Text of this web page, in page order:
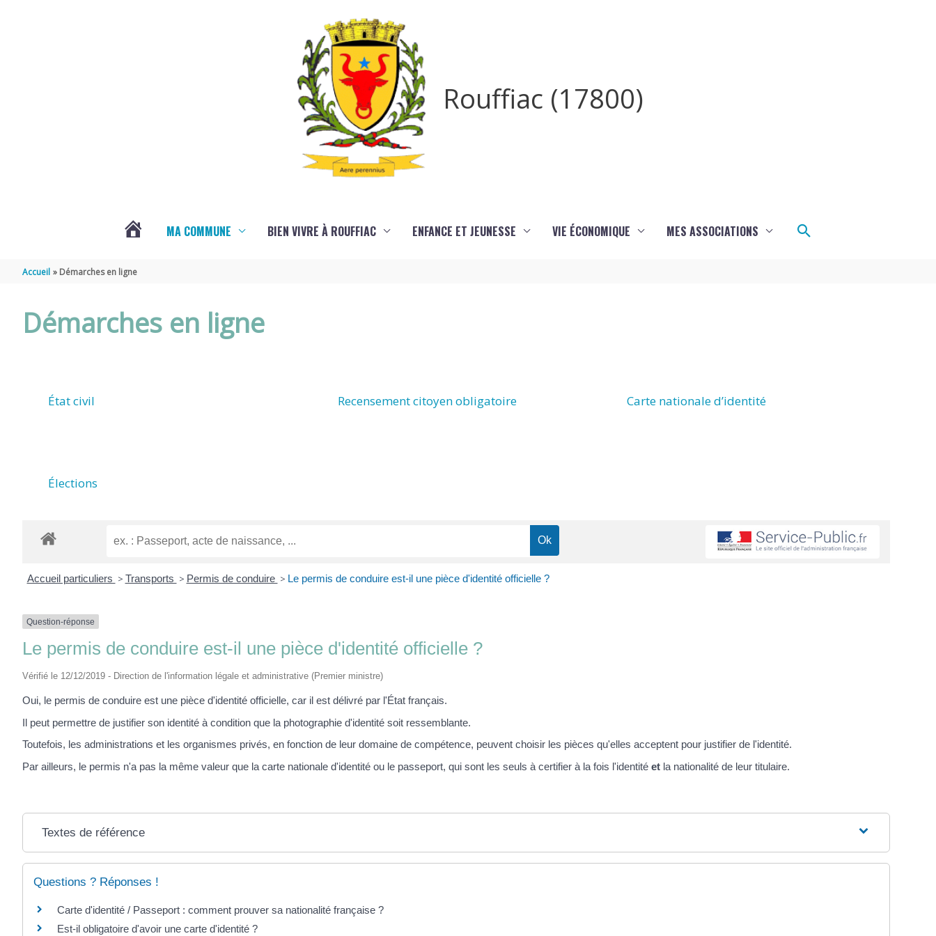
Rouffiac (17800)
MA COMMUNE BIEN VIVRE À ROUFFIAC ENFANCE ET JEUNESSE VIE ÉCONOMIQUE MES ASSOCIATIONS Rechercher
Accueil Démarches en ligne
Démarches en ligne
État civil Recensement citoyen obligatoire Carte nationale d’identité
Élections
Accueil particuliers > Transports > Permis de conduire > Le permis de conduire est-il une pièce d'identité officielle ?
Question-réponse
Le permis de conduire est-il une pièce d'identité officielle ?
Vérifié le 12/12/2019 - Direction de l'information légale et administrative (Premier ministre)
Oui, le permis de conduire est une pièce d'identité officielle, car il est délivré par l'État français.
Il peut permettre de justifier son identité à condition que la photographie d'identité soit ressemblante.
Toutefois, les administrations et les organismes privés, en fonction de leur domaine de compétence, peuvent choisir les pièces qu'elles acceptent pour justifier de l'identité.
Par ailleurs, le permis n'a pas la même valeur que la carte nationale d'identité ou le passeport, qui sont les seuls à certifier à la fois l'identité et la nationalité de leur titulaire.
Textes de référence
Questions ? Réponses !
Carte d'identité / Passeport : comment prouver sa nationalité française ?
Est-il obligatoire d'avoir une carte d'identité ?